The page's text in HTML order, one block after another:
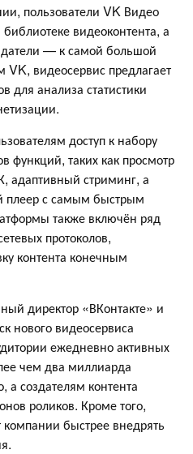
пользователи VK Видео
видеоконтента, а
— к самой большой
VK, видеосервис предлагает
для анализа статистики
доступ к набору
функций, таких как просмотр
адаптивный стриминг, а
плеер с самым быстрым
также включён ряд
протоколов,
контента конечным
директор «ВКонтакте» и
нового видеосервиса
ежедневно активных
чем два миллиарда
создателям контента
роликов. Кроме того,
быстрее внедрять